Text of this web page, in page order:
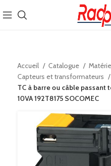
Accueil Catalogue
Capteurs et transformateurs
TC à barre ou câble passant
10VA 192T8175 SOCOMEC